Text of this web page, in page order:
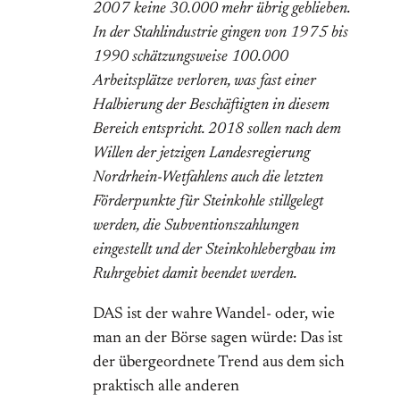
2007 keine 30.000 mehr übrig geblieben.
In der Stahlindustrie gingen von 1975 bis
1990 schätzungsweise 100.000
Arbeitsplätze verloren, was fast einer
Halbierung der Beschäftigten in diesem
Bereich entspricht. 2018 sollen nach dem
Willen der jetzigen Landesregierung
Nordrhein-Wetfahlens auch die letzten
Förderpunkte für Steinkohle stillgelegt
werden, die Subventionszahlungen
eingestellt und der Steinkohlebergbau im
Ruhrgebiet damit beendet werden.
DAS ist der wahre Wandel- oder, wie
man an der Börse sagen würde: Das ist
der übergeordnete Trend aus dem sich
praktisch alle anderen